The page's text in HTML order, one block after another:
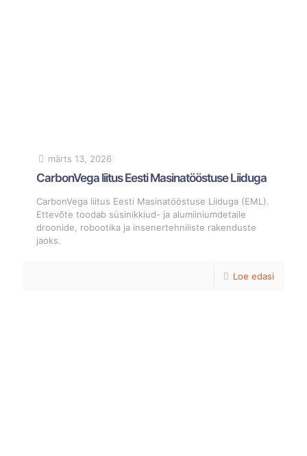
märts 13, 2026
CarbonVega liitus Eesti Masinatööstuse Liiduga
CarbonVega liitus Eesti Masinatööstuse Liiduga (EML).
Ettevõte toodab süsinikkiud- ja alumiiniumdetaile
droonide, robootika ja insenertehniliste rakenduste
jaoks.
Loe edasi